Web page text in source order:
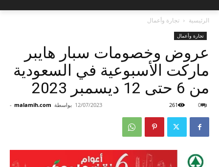
الرئيسية تجارة وأعمال
تجارة وأعمال
عروض وخصومات سبار هايبر
ماركت الأسبوعية في السعودية
من 6 حتى 12 ديسمبر 2023
بواسطة malamih.com
- 12/07/2023 0
261